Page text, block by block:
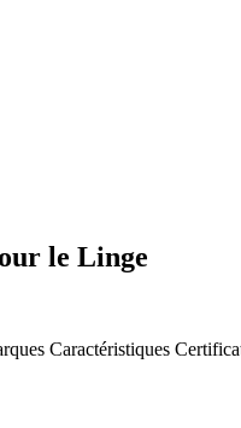
le Linge
Caractéristiques